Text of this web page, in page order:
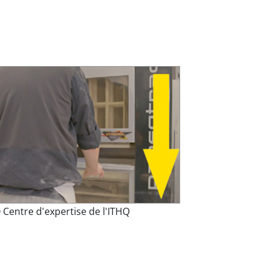
d'expertise de l'ITHQ